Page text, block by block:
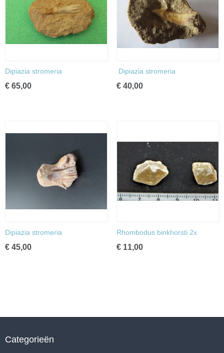
Dipiazia stromeria
€ 65,00
Dipiazia stromeria
€ 40,00
Dipiazia stromeria
€ 45,00
Rhombodus binkhorsti 2x
€ 11,00
Categorieën